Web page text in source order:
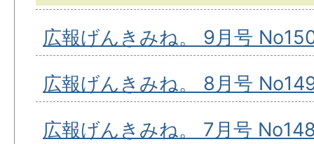
広報げんきみね。 9月号
広報げんきみね。 8月号
広報げんきみね。 7月号